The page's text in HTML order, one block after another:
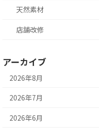
天然素材
店舗改修
アーカイブ
2026年8月
2026年7月
2026年6月